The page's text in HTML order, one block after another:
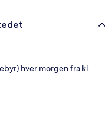
hver morgen fra kl.